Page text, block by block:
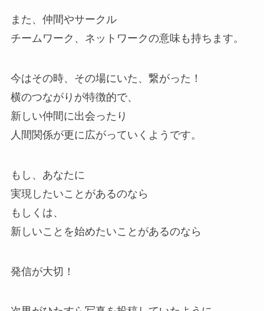
また、仲間やサークル
チームワーク、ネットワークの意味も持ちます。
今はその時、その場にいた、繋がった！
横のつながりが特徴的で、
新しい仲間に出会ったり
人間関係が更に広がっていくようです。
もし、あなたに
実現したいことがあるのなら
もしくは、
新しいことを始めたいことがあるのなら
発信が大切！